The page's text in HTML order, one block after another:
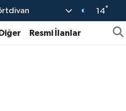
14°
Diğer Resmi İlanlar